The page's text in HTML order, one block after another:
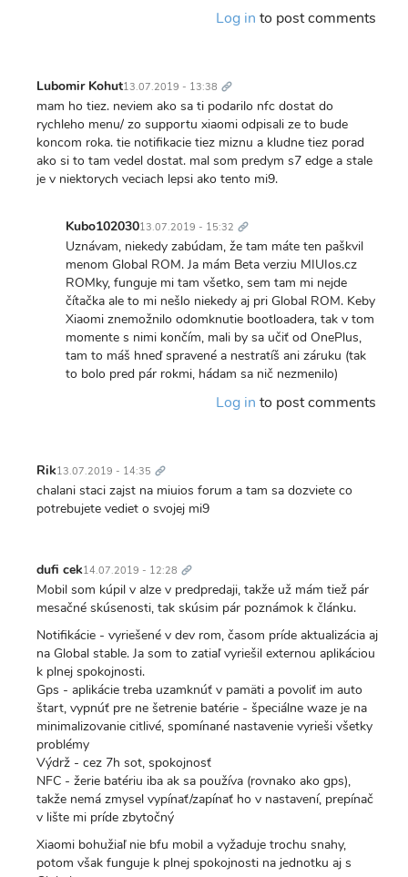
Log in to post comments
Lubomir Kohut13.07.2019 - 13:38 odkaz
mam ho tiez. neviem ako sa ti podarilo nfc dostat do
rychleho menu/ zo supportu xiaomi odpisali ze to bude
koncom roka. tie notifikacie tiez miznu a kludne tiez porad
ako si to tam vedel dostat. mal som predym s7 edge a stale
je v niektorych veciach lepsi ako tento mi9.
Kubo10203013.07.2019 - 15:32 odkaz
In
reply
to
mam
ho
tiez.
neviem
ako
Uznávam, niekedy zabúdam, že tam máte ten paškvil
menom Global ROM. Ja mám Beta verziu MIUIos.cz
ROMky, funguje mi tam všetko, sem tam mi nejde
čítačka ale to mi nešlo niekedy aj pri Global ROM. Keby
Xiaomi znemožnilo odomknutie bootloadera, tak v tom
momente s nimi končím, mali by sa učiť od OnePlus,
tam to máš hneď spravené a nestratíš ani záruku (tak
to bolo pred pár rokmi, hádam sa nič nezmenilo)
Log in to post comments
Rik13.07.2019 - 14:35 odkaz
chalani staci zajst na miuios forum a tam sa dozviete co
potrebujete vediet o svojej mi9
dufi cek14.07.2019 - 12:28 odkaz
Mobil som kúpil v alze v predpredaji, takže už mám tiež pár
mesačné skúsenosti, tak skúsim pár poznámok k článku.
Notifikácie - vyriešené v dev rom, časom príde aktualizácia aj
na Global stable. Ja som to zatiaľ vyriešil externou aplikáciou
k plnej spokojnosti.
Gps - aplikácie treba uzamknúť v pamäti a povoliť im auto
štart, vypnúť pre ne šetrenie batérie - špeciálne waze je na
minimalizovanie citlivé, spomínané nastavenie vyrieši všetky
problémy
Výdrž - cez 7h sot, spokojnosť
NFC - žerie batériu iba ak sa používa (rovnako ako gps),
takže nemá zmysel vypínať/zapínať ho v nastavení, prepínač
v lište mi príde zbytočný
Xiaomi bohužiaľ nie bfu mobil a vyžaduje trochu snahy,
potom však funguje k plnej spokojnosti na jednotku aj s